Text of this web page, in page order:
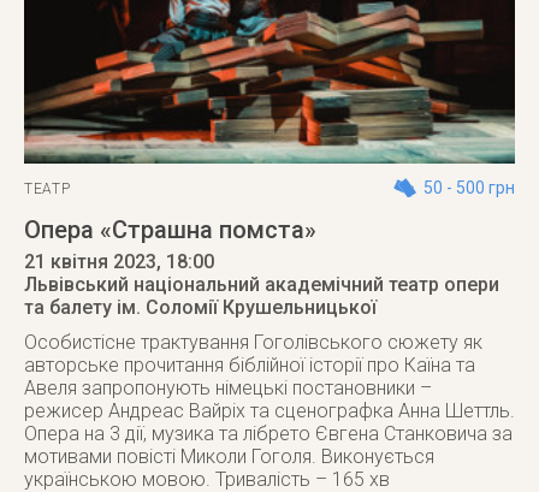
ТЕАТР 50 - 500 грн
Опера «Страшна помста»
21 квітня 2023, 18:00
Львівський національний академічний театр опери
та балету ім. Соломії Крушельницької
Особистісне трактування Гоголівського сюжету як
авторське прочитання біблійної історії про Каїна та
Авеля запропонують німецькі постановники –
режисер Андреас Вайріх та сценографка Анна Шеттль.
Опера на 3 дії, музика та лібрето Євгена Станковича за
мотивами повісті Миколи Гоголя. Виконується
українською мовою. Тривалість – 165 хв